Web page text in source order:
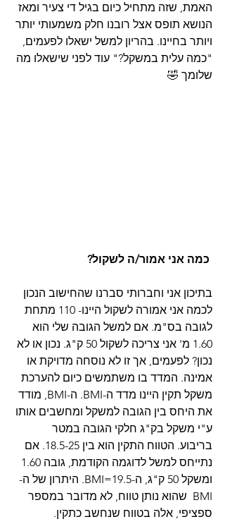
האמת, שזה מתחיל כיום בגיל די צעיר ומאז
הנושא תופס אצל רובנו חלק משמעותי יותר
ויותר בחיינו. בהריון למשל ישאלו לפעמים,
"כמה עלית במשקל?" עוד לפני שישאלו מה
שלומך 🤣
כמה אני אמור/ה לשקול?
בתיכון אני וחברותי סברנו שהחישוב הנכון
לכמה אני אמורה לשקול היינו- 110 מתחת
לגובה בס"מ. אם למשל הגובה שלי הוא
1.60 מ' אני צריכה לשקול 50 ק"ג. נכון או לא
נכון? לפעמים, אך זו לא נוסחה מדויקת או
אמינה. המדד בו משתמשים כיום להערכת
משקל תקין היינו מדד ה-BMI. ה-BMI, מודד
את היחס בין הגובה למשקל ומחשבים אותו
ע"י משקל בק"ג חלקי הגובה במטר
בריבוע. הטווח התקין הוא בין 18.5-25. אם
ומשקל 50 ק"ג, ה-BMI=19.5. היתרון של ה-
BMI  שהוא נותן טווח, לא מדובר במספר
ספציפי, אלה בטווח שנחשב כתקין.